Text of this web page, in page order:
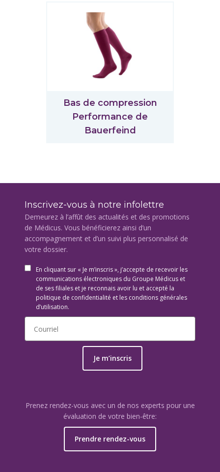
Bas de compression
Performance de
Bauerfeind
Inscrivez-vous à notre infolettre
Demeurez à l’affût des actualités et des promotions
de Médicus. Vous bénéficierez ainsi d’un
accompagnement et d’un suivi plus personnalisé de
votre dossier.
En cliquant sur « Je m’inscris », j’accepte de recevoir les
communications électroniques du Groupe Médicus et
de ses filiales et je reconnais avoir lu et accepté la
politique de confidentialité et les conditions générales
d’utilisation.
Je m’inscris
Prenez rendez-vous avec un de nos experts pour une
évaluation de votre bien-être:
Prendre rendez-vous